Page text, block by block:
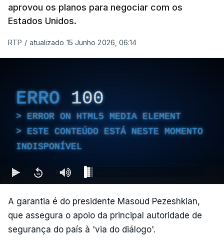
aprovou os planos para negociar com os
Estados Unidos.
RTP / atualizado 15 Junho 2026, 06:14
ERRO 100
ERROR ON HTML5 MEDIA ELEMENT
ESTE CONTEÚDO ESTÁ NESTE MOMENTO
INDISPONÍVEL
A garantia é do presidente Masoud Pezeshkian,
que assegura o apoio da principal autoridade de
segurança do país à 'via do diálogo'.